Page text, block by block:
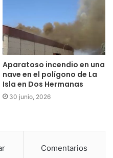
Aparatoso incendio en una
nave en el polígono de La
Isla en Dos Hermanas
30 junio, 2026
Comentarios